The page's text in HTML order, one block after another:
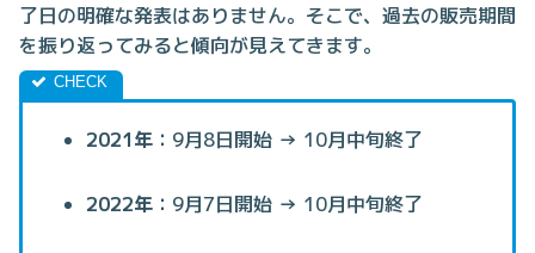
了日の明確な発表はありません。そこで、過去の販売期間
を振り返ってみると傾向が見えてきます。
2021年 ：9月8日開始 → 10月中旬終了
2022年 ：9月7日開始 → 10月中旬終了